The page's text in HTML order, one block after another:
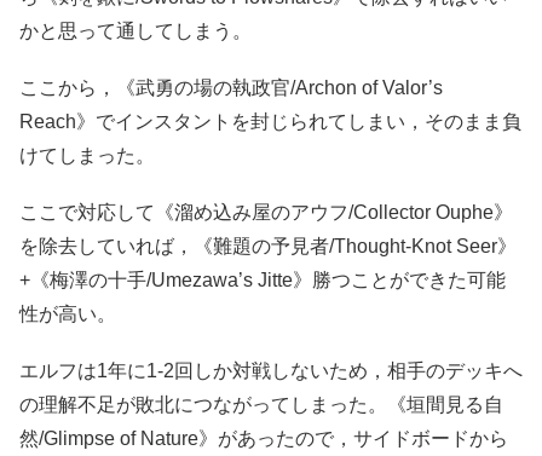
かと思って通してしまう。
ここから，《武勇の場の執政官/Archon of Valor’s
Reach》でインスタントを封じられてしまい，そのまま負
けてしまった。
ここで対応して《溜め込み屋のアウフ/Collector Ouphe》
を除去していれば，《難題の予見者/Thought-Knot Seer》
+《梅澤の十手/Umezawa’s Jitte》勝つことができた可能
性が高い。
エルフは1年に1-2回しか対戦しないため，相手のデッキへ
の理解不足が敗北につながってしまった。《垣間見る自
然/Glimpse of Nature》があったので，サイドボードから